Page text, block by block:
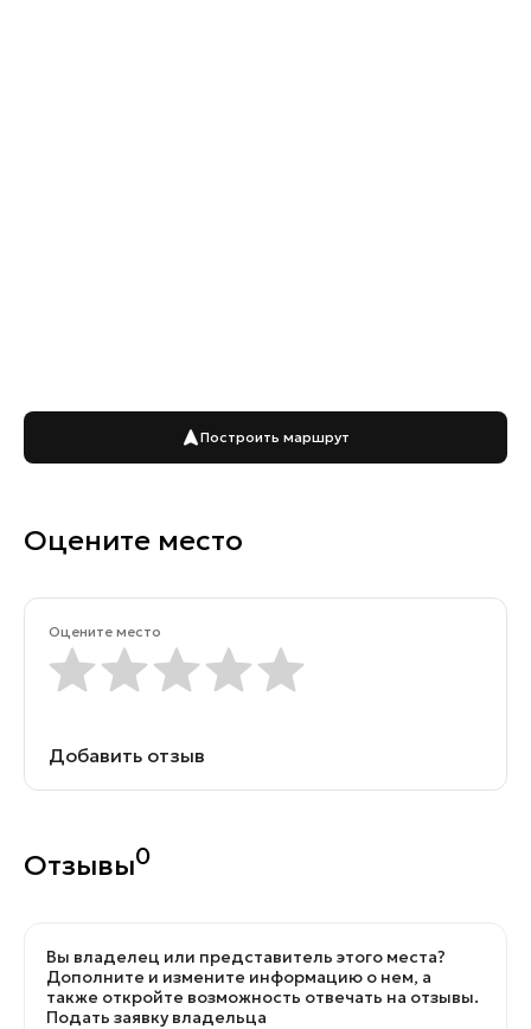
Построить маршрут
Оцените место
Оцените место
Добавить отзыв
Отзывы0
Вы владелец или представитель этого места?
Дополните и измените информацию о нем, а
также откройте возможность отвечать на отзывы.
Подать заявку владельца